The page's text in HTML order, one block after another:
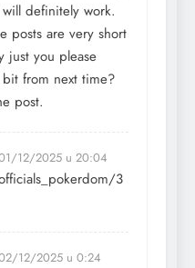
definitely work.
posts are very short
just you please
from next time?
post.
12/2025 u 20:04
3
12/2025 u 0:24